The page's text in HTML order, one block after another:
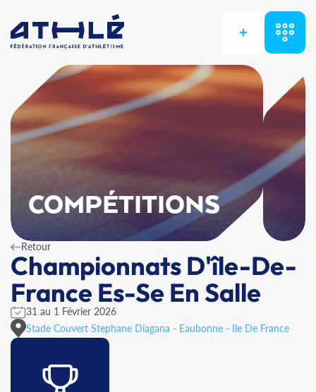
+
COMPÉTITIONS
Retour
Championnats D'île-De-
France Es-Se En Salle
31 au 1 Février 2026
Stade Couvert Stephane Diagana - Eaubonne - Ile De France